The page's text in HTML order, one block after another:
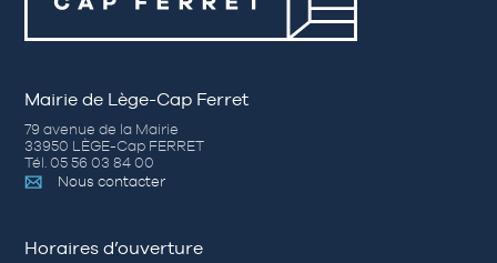
Mairie de Lège-Cap Ferret
79 avenue de la Mairie
33950 LÈGE-Cap FERRET
Tél. 05 56 03 84 00
Nous contacter
Horaires d’ouverture